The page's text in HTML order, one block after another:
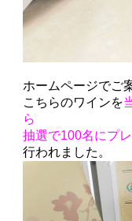
ホームページでご
こちらのワインを
ら
抽選で100名にプレ
行われました。